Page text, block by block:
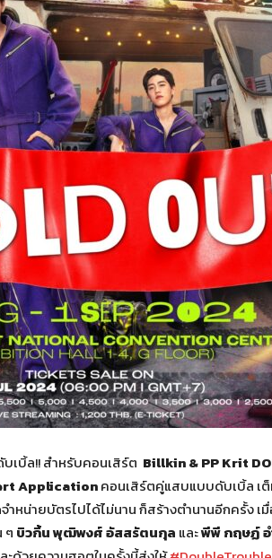
เบิ้ล!! สำหรับคอนเสิร์ต Billkin & PP Krit
Applicationคอนเสิร์ตคู่แสบแบบดับเบิ้ล เ
หน่ายบัตรไปได้ไม่นาน ก็สร้างตำนานอีกครั้ง
ๆ บิวกิ้น พุฒิพงศ์ อัสสรัตนกุล และพีพี กฤษฏ์ อ